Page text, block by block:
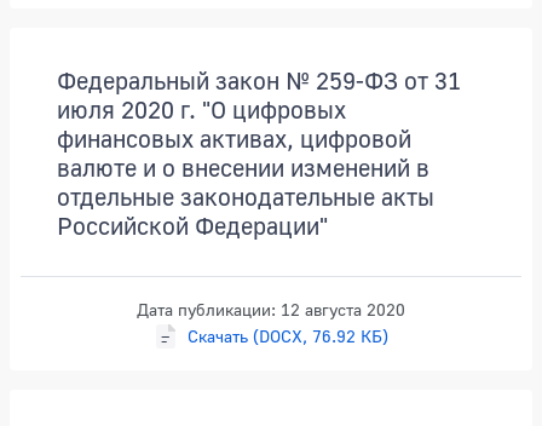
Федеральный закон № 259-ФЗ от 31
июля 2020 г. "О цифровых
финансовых активах, цифровой
валюте и о внесении изменений в
отдельные законодательные акты
Российской Федерации"
Дата публикации: 12 августа 2020
Скачать (DOCX, 76.92 КБ)